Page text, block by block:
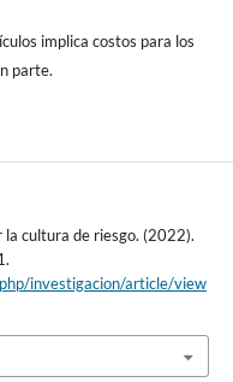
implica costos para los
parte.
cultura de riesgo. (2022).
investigacion/article/view